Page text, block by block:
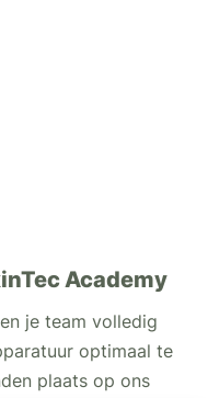
Academy
je team volledig
optimaal te
plaats op ons